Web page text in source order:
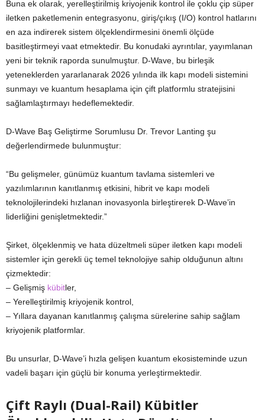
Buna ek olarak, yerelleştirilmiş kriyojenik kontrol ile çoklu çip süper
iletken paketlemenin entegrasyonu, giriş/çıkış (I/O) kontrol hatlarını
en aza indirerek sistem ölçeklendirmesini önemli ölçüde
basitleştirmeyi vaat etmektedir. Bu konudaki ayrıntılar, yayımlanan
yeni bir teknik raporda sunulmuştur. D-Wave, bu birleşik
yeteneklerden yararlanarak 2026 yılında ilk kapı modeli sistemini
sunmayı ve kuantum hesaplama için çift platformlu stratejisini
sağlamlaştırmayı hedeflemektedir.
D-Wave Baş Geliştirme Sorumlusu Dr. Trevor Lanting şu
değerlendirmede bulunmuştur:
“Bu gelişmeler, günümüz kuantum tavlama sistemleri ve
yazılımlarının kanıtlanmış etkisini, hibrit ve kapı modeli
teknolojilerindeki hızlanan inovasyonla birleştirerek D-Wave’in
liderliğini genişletmektedir.”
Şirket, ölçeklenmiş ve hata düzeltmeli süper iletken kapı modeli
sistemler için gerekli üç temel teknolojiye sahip olduğunun altını
çizmektedir:
– Gelişmiş kübitler,
– Yerelleştirilmiş kriyojenik kontrol,
– Yıllara dayanan kanıtlanmış çalışma sürelerine sahip sağlam
kriyojenik platformlar.
Bu unsurlar, D-Wave’i hızla gelişen kuantum ekosisteminde uzun
vadeli başarı için güçlü bir konuma yerleştirmektedir.
Çift Raylı (Dual-Rail) Kübitler